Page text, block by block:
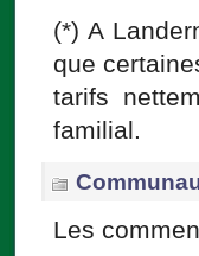
(*) A
que
tarifs
familial.
Les